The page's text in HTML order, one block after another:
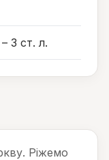
3 ст. л.
Ріжемо